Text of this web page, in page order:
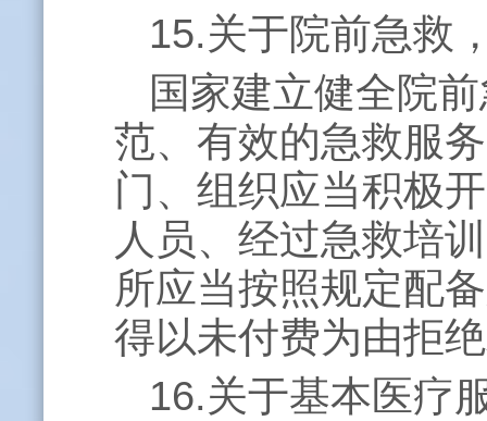
15.关于院前急救
国家建立健全院
范、有效的急救服
门、组织应当积极
人员、经过急救培
所应当按照规定配
得以未付费为由拒
16.关于基本医疗